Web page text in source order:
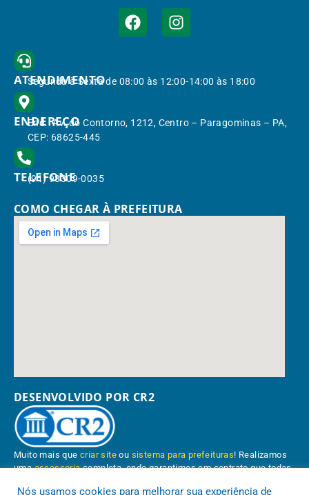
ATENDIMENTO
Segunda à Sexta de 08:00 às 12:00-14:00 às 18:00
ENDEREÇO
End.: Av. do Contorno, 1212, Centro – Paragominas – PA,
CEP: 68625-445
TELEFONE
(91) 98309-0035
COMO CHEGAR À PREFEITURA
DESENVOLVIDO POR CR2
Muito mais quecriar site ou sistema para prefeituras! Realizamos
umaassessoriacompleta, onde garantimos em contrato que todas
Nós usamos cookies para melhorar sua experiência de